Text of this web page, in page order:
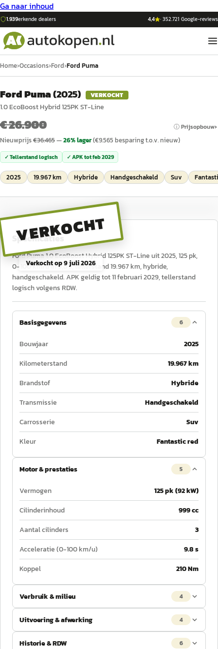
Ga naar inhoud
1.939erkende dealers 4,4 ·352.721 Google-reviews
Home›Occasions›Ford›Ford Puma
Ford Puma(2025) VERKOCHT
1.0 EcoBoost Hybrid 125PK ST-Line
€ 26.900 ⓘ Prijsopbouw
Nieuwprijs€36.465—26% lager(€9.565 besparing t.o.v. nieuw)
✓ Tellerstand logisch ✓ APK totfeb 2029
2025 19.967 km Hybride Handgeschakeld Suv
VERKOCHT
Verkocht op9 juli 2026
Specificaties
Ford Puma 1.0 EcoBoost Hybrid 125PK ST-Line uit 2025, 125 pk,
0–100 km/u in 9,8 s, tellerstand 19.967 km, hybride,
handgeschakeld. APK geldig tot 11 februari 2029, tellerstand
logisch volgens RDW.
Basisgegevens 6
Bouwjaar
2025
Kilometerstand
19.967 km
Brandstof
Hybride
Transmissie
Handgeschakeld
Carrosserie
Suv
Kleur
Fantastic red
Motor & prestaties 5
Vermogen
125 pk (92 kW)
Cilinderinhoud
999 cc
Aantal cilinders
3
Acceleratie (0-100 km/u)
9.8 s
Koppel
210 Nm
Verbruik & milieu 4
Uitvoering & afwerking 4
Historie & RDW 6